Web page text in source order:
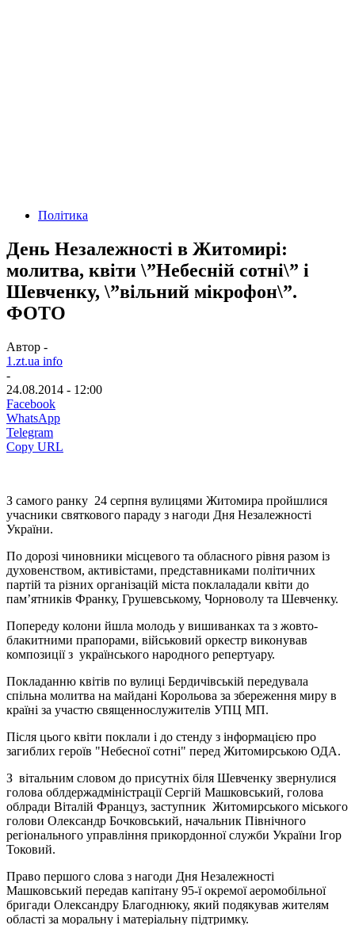
Політика
День Незалежності в Житомирі:
молитва, квіти \”Небесній сотні\” і
Шевченку, \”вільний мікрофон\”.
ФОТО
Автор -
1.zt.ua info
-
24.08.2014 - 12:00
Facebook
WhatsApp
Telegram
Copy URL
З самого ранку 24 серпня вулицями Житомира пройшлися
учасники святкового параду з нагоди Дня Незалежності
України.
По дорозі чиновники місцевого та обласного рівня разом із
духовенством, активістами, представниками політичних
партій та різних організацій міста поклаладали квіти до
пам’ятників Франку, Грушевському, Чорноволу та Шевченку.
Попереду колони йшла молодь у вишиванках та з жовто-
блакитними прапорами, військовий оркестр виконував
композиції з українського народного репертуару.
Покладанню квітів по вулиці Бердичівській передувала
спільна молитва на майдані Корольова за збереження миру в
країні за участю священнослужителів УПЦ МП.
Після цього квіти поклали і до стенду з інформацією про
загиблих героїв "Небесної сотні" перед Житомирською ОДА.
З вітальним словом до присутніх біля Шевченку звернулися
голова облдержадміністрації Сергій Машковський, голова
облради Віталій Француз, заступник Житомирського міського
голови Олександр Бочковський, начальник Північного
регіонального управління прикордонної служби України Ігор
Токовий.
Право першого слова з нагоди Дня Незалежності
Машковський передав капітану 95-ї окремої аеромобільної
бригади Олександру Благоднюку, який подякував жителям
області за моральну і матеріальну підтримку.